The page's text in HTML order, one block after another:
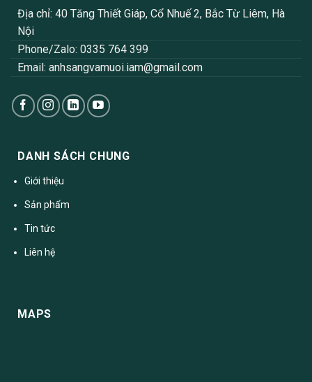
Địa chỉ: 40 Tăng Thiết Giáp, Cổ Nhuế 2, Bắc Từ Liêm, Hà
Nội
Phone/Zalo: 0335 764 399
Email: anhsangvamuoi.iam@gmail.com
DANH SÁCH CHUNG
Giới thiệu
Sản phẩm
Tin tức
Liên hệ
MAPS